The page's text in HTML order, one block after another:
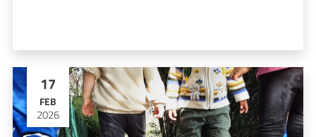
17
FEB
2026